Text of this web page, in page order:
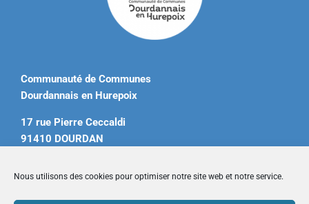
Nous utilisons des cookies pour optimiser notre site web et notre service.
Communauté de Communes
Dourdannais en Hurepoix
17 rue Pierre Ceccaldi
91410 DOURDAN
contact@ccdourdannais.com